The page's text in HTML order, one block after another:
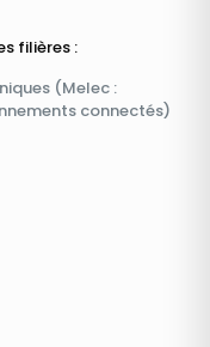
filières :
(Melec :
connectés)